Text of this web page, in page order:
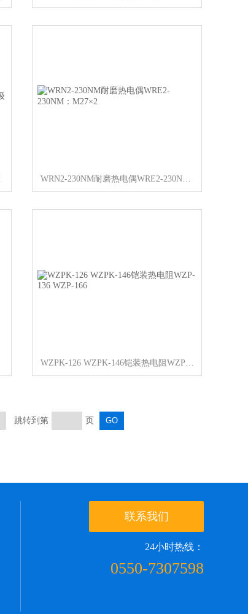
WRN2-230NM耐磨热电偶WRE2-230NM：M27×2
WZPK-126 WZPK-146铠装热电阻WZP-136 WZP-166
跳转到第 页
联系我们
24小时热线：
0550-7307598